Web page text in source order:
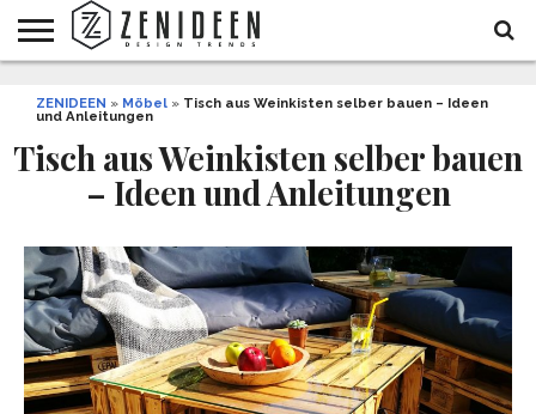
INNENDESIGN
ARCHITEKTUR
GARTEN
UND
LIFESTYLE
DEKO
&
DIY
STYLE
REZEPTE
GESUNDHEIT
WEIHNACHTEN
ZENIDEEN » Möbel » Tisch aus Weinkisten selber bauen – Ideen
und Anleitungen
Tisch aus Weinkisten selber bauen
– Ideen und Anleitungen